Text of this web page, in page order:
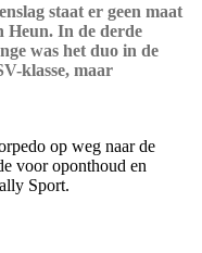
staat er geen maat
Heun. In de derde
was het duo in de
klasse, maar
op weg naar de
voor oponthoud en
Sport.